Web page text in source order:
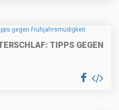
TIPPS GEGEN